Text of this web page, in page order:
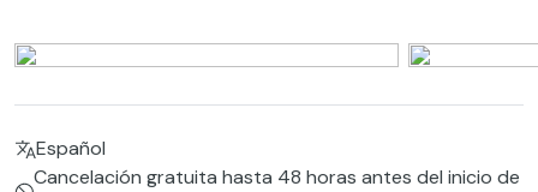
Español
Cancelación gratuita hasta 48 horas antes del inicio de